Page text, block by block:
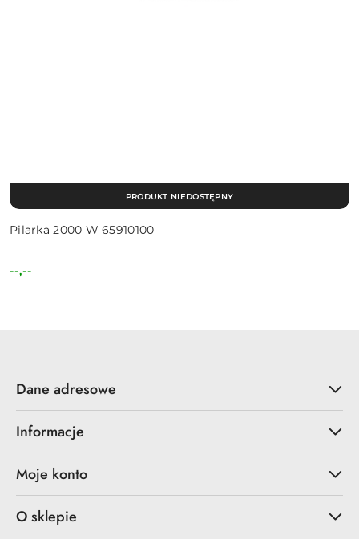
Pilarka 2000 W 65910100
Cena:
--,--
PRODUKT NIEDOSTĘPNY
Dane adresowe
Informacje
Moje konto
O sklepie